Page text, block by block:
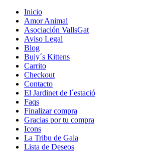
Inicio
Amor Animal
Asociación VallsGat
Aviso Legal
Blog
Bujy´s Kittens
Carrito
Checkout
Contacto
El Jardinet de l´estació
Faqs
Finalizar compra
Gracias por tu compra
Icons
La Tribu de Gaia
Lista de Deseos